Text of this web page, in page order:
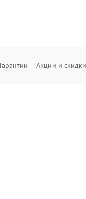
Гарантии Акции и скидки